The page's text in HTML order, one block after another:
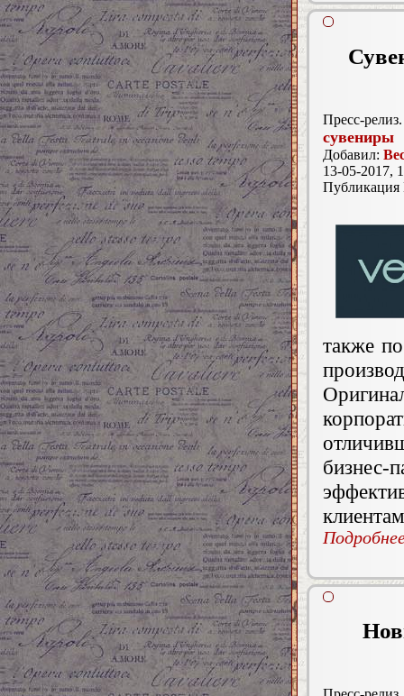
Пресс-релиз.
сувениры
Добавил:
13-05-2017,
также
бизнес-